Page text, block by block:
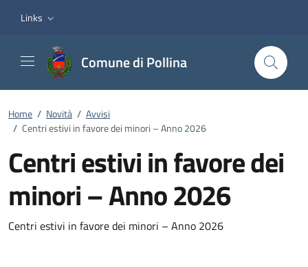
Links
Comune di Pollina
Home / Novità / Avvisi
/ Centri estivi in favore dei minori – Anno 2026
Centri estivi in favore dei
minori – Anno 2026
Dettagli della notizia
Centri estivi in favore dei minori – Anno 2026